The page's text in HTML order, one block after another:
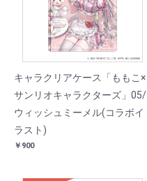
キャラクリアケース「ももこ×
サンリオキャラクターズ」05/
ウィッシュミーメル(コラボイ
ラスト)
￥900